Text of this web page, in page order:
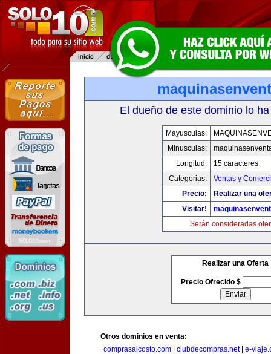
El dueño de este dominio lo
Mayusculas:
Minusculas:
Longitud:
15 caracteres
Categorias:
Ventas y
Precio:
Realizar una
Visitar!
Serán consideradas
Realizar una Oferta
Precio Ofrecido $
Otros dominios en venta:
comprasalcosto.com
clubdecompras.net| e-